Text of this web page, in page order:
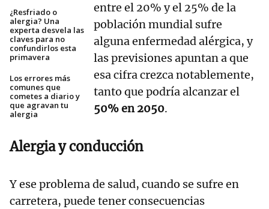
¿Resfriado o
alergia? Una
experta desvela las
claves para no
confundirlos esta
primavera
Los errores más
comunes que
cometes a diario y
que agravan tu
alergia
entre el 20% y el 25% de la
población mundial sufre
alguna enfermedad alérgica, y
las previsiones apuntan a que
esa cifra crezca notablemente,
tanto que podría alcanzar el
50% en 2050.
Alergia y conducción
Y ese problema de salud, cuando se sufre en
carretera, puede tener consecuencias